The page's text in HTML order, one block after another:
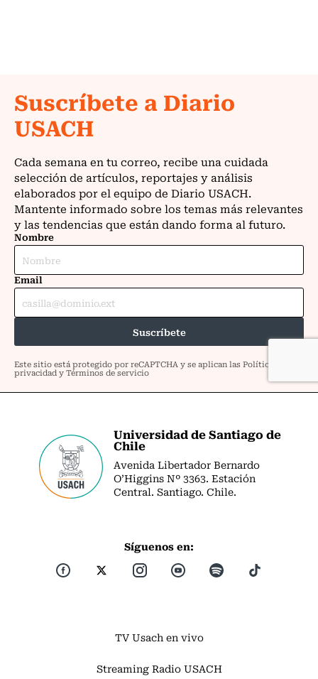
Universidad de Santiago de
Chile
Avenida Libertador Bernardo
O’Higgins Nº 3363. Estación
Central. Santiago. Chile.
Síguenos en:
TV Usach en vivo
Streaming Radio USACH